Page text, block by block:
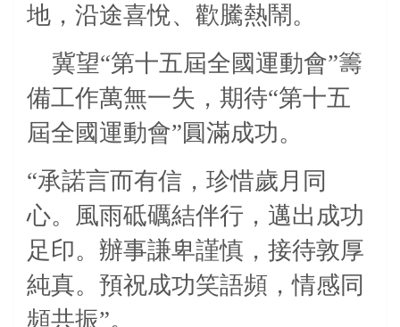
地，沿途喜悅、歡騰熱鬧。
冀望“第十五屆全國運動會”籌
備工作萬無一失，期待“第十五
屆全國運動會”圓滿成功。
“承諾言而有信，珍惜歲月同
心。風雨砥礪結伴行，邁出成功
足印。辦事謙卑謹慎，接待敦厚
純真。預祝成功笑語頻，情感同
頻共振”。